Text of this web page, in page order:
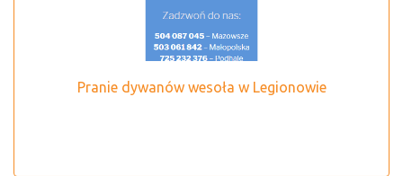
Pranie dywanów wesoła w Legionowie